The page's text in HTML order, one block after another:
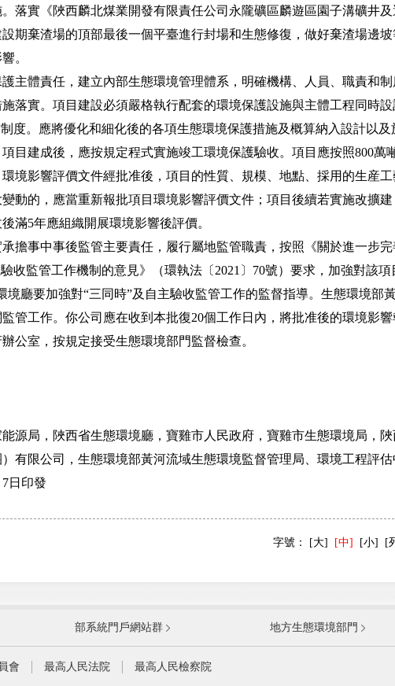
實《陜西麟北煤業開發有限責任公司永隴礦區麟遊區園子溝礦井及
期棄渣場的頂部最後一個平臺進行封場和生態修復，做好棄渣場邊
。
體責任，建立內部生態環境管理體系，明確機構、人員、職責和制
落實。項目建設必須嚴格執行配套的環境保護設施與主體工程同時設
度。應將優化和細化後的各項生態環境保護措施及概算納入設計以
目建成後，應按規定程式實施竣工環境保護驗收。項目應按照800萬
境影響評價文件經批准後，項目的性質、規模、地點、採用的生産
動的，應當重新報批項目環境影響評價文件；項目後續若實施改擴
滿5年應組織開展環境影響後評價。
事中事後監管主要責任，履行屬地監管職責，按照《關於進一步完
收監管工作機制的意見》（環執法〔2021〕70號）要求，加強對該項
境廳要加強對“三同時”及自主驗收監管工作的監督指導。生態環境部
管工作。你公司應在收到本批復20個工作日內，將批准後的環境影
公室，按規定接受生態環境部門監督檢查。
局，陜西省生態環境廳，寶雞市人民政府，寶雞市生態環境局，陜
有限公司，生態環境部黃河流域生態環境監督管理局、環境工程評估
日印發
字號： [大] [中] [小] [
國防部
國家發展和改革委
公安部
部系統門戶網站群 地方生態環境部門
會 最高人民法院 最高人民檢察院